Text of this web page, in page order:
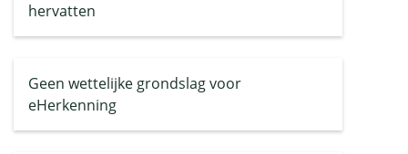
hervatten
Geen wettelijke grondslag voor
eHerkenning